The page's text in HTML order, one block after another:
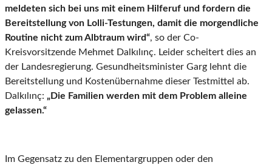
meldeten sich bei uns mit einem Hilferuf und fordern die
Bereitstellung von Lolli-Testungen, damit die morgendliche
Routine nicht zum Albtraum wird“, so der Co-
Kreisvorsitzende Mehmet Dalkılınç. Leider scheitert dies an
der Landesregierung. Gesundheitsminister Garg lehnt die
Bereitstellung und Kostenübernahme dieser Testmittel ab.
Dalkılınç: „Die Familien werden mit dem Problem alleine
gelassen.“
Im Gegensatz zu den Elementargruppen oder den